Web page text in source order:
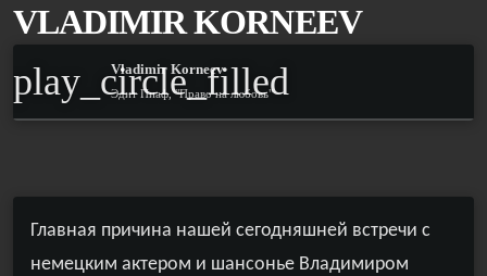
VLADIMIR KORNEEV
play_circle_filled
Vladimir Korneev
Эдит Пиаф, "Право на любовь"
Главная причина нашей сегодняшней встречи с
немецким актером и шансонье Владимиром